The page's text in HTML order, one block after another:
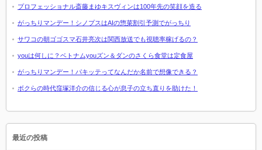
プロフェッショナル斎藤まゆキスヴィンは100年先の笑顔を造る
がっちりマンデー！シノプスはAIの惣菜割引予測でがっちり
サワコの朝ゴゴスマ石井亮次は関西放送でも視聴率稼げるの？
youは何しに？ベトナムyouズン＆ダンのさくら食堂は定食屋
がっちりマンデー！パキッテってなんだか名前で想像できる？
ボクらの時代窪塚洋介の信じる心が息子の立ち直りを助けた！
最近の投稿